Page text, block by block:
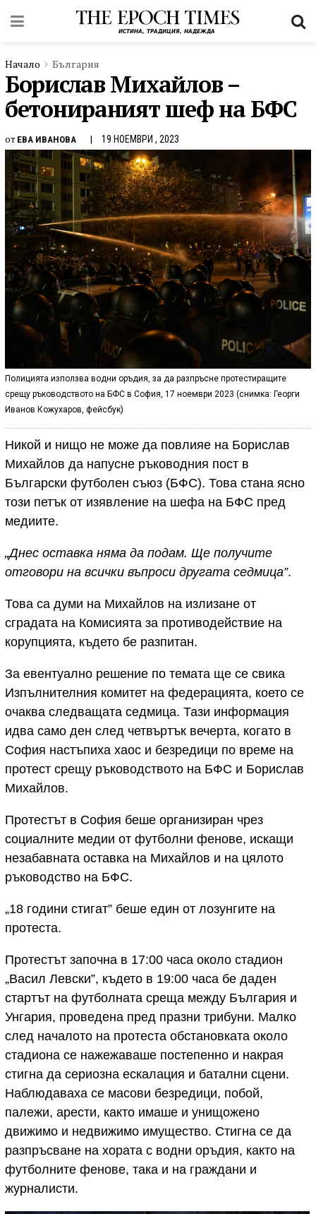
Начало България
Борислав Михайлов –
бетонираният шеф на БФС
от ЕВА ИВАНОВА 19 НОЕМВРИ , 2023
Полицията използва водни оръдия, за да разпръсне протестиращите
срещу ръководството на БФС в София, 17 ноември 2023 (снимка: Георги
Иванов Кожухаров, фейсбук)
Никой и нищо не може да повлияе на Борислав
Михайлов да напусне ръководния пост в
Български футболен съюз (БФС). Това стана ясно
този петък от изявление на шефа на БФС пред
медиите.
„Днес оставка няма да подам. Ще получите
отговори на всички въпроси другата седмица”.
Това са думи на Михайлов на излизане от
сградата на Комисията за противодействие на
корупцията, където бе разпитан.
За евентуално решение по темата ще се свика
Изпълнителния комитет на федерацията, което се
очаква следващата седмица. Тази информация
идва само ден след четвъртък вечерта, когато в
София настъпиха хаос и безредици по време на
протест срещу ръководството на БФС и Борислав
Михайлов.
Протестът в София беше организиран чрез
социалните медии от футболни фенове, искащи
незабавната оставка на Михайлов и на цялото
ръководство на БФС.
„18 години стигат” беше един от лозунгите на
протеста.
Протестът започна в 17:00 часа около стадион
„Васил Левски”, където в 19:00 часа бе даден
стартът на футболната среща между България и
Унгария, проведена пред празни трибуни. Малко
след началото на протеста обстановката около
стадиона се нажежаваше постепенно и накрая
стигна да сериозна ескалация и батални сцени.
Наблюдаваха се масови безредици, побой,
палежи, арести, както имаше и унищожено
движимо и недвижимо имущество. Стигна се да
разпръсване на хората с водни оръдия, както на
футболните фенове, така и на граждани и
журналисти.